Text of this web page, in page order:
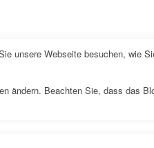
unsere Webseite besuchen, wie
ändern. Beachten Sie, dass das